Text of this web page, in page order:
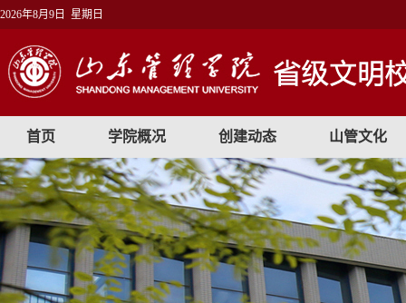
2026年8月9日 星期日
首页 学院概况 创建动态 山管文化